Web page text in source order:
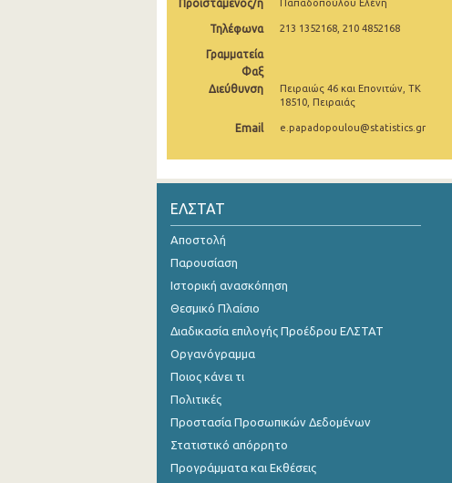
2006
2005
2004
Προϊστάμενος/η Παπαδοπούλου Ελένη
Τηλέφωνα 213 1352168, 210 4852168
Γραμματεία
Φαξ
Διεύθυνση
Πειραιώς 46 και Επονιτών, ΤΚ
18510, Πειραιάς
Email e.papadopoulou@statistics.gr
ΕΛΣΤΑΤ
Αποστολή
Παρουσίαση
Ιστορική ανασκόπηση
Θεσμικό Πλαίσιο
Διαδικασία επιλογής Προέδρου ΕΛΣΤΑΤ
Οργανόγραμμα
Ποιος κάνει τι
Πολιτικές
Προστασία Προσωπικών Δεδομένων
Στατιστικό απόρρητο
Προγράμματα και Εκθέσεις